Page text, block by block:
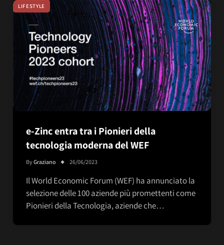
LIFESTYLE
e-Zinc entra tra i Pionieri della
tecnologia moderna del WEF
ByGraziano 26/06/2023
Il World Economic Forum (WEF) ha annunciato la
selezione delle 100 aziende più promettenti come
Pionieri della Tecnologia, aziende che…